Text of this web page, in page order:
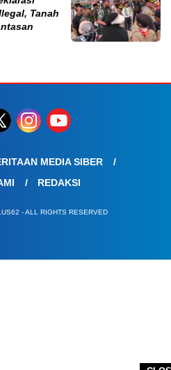
Tanah
MEDIA SIBER
REDAKSI
- ALL RIGHTS RESERVED